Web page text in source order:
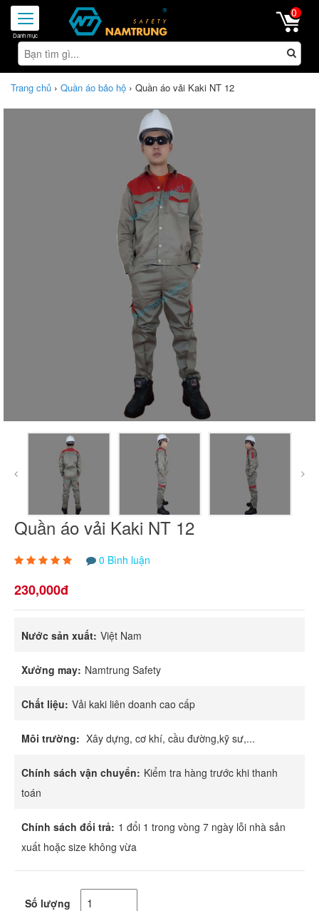
Toggle
navigation
0
Trang chủ › Quần áo bảo hộ › Quần áo vải Kaki NT 12
Quần áo vải Kaki NT 12
0 Bình luận
230,000đ
Nước sản xuất: Việt Nam
Xưởng may: Namtrung Safety
Chất liệu: Vải kaki liên doanh cao cấp
Môi trường: Xây dựng, cơ khí, cầu đường,kỹ sư,...
Chính sách vận chuyển: Kiểm tra hàng trước khi thanh
toán
Chính sách đổi trả: 1 đổi 1 trong vòng 7 ngày lỗi nhà sản
xuất hoặc size không vừa
Số lượng